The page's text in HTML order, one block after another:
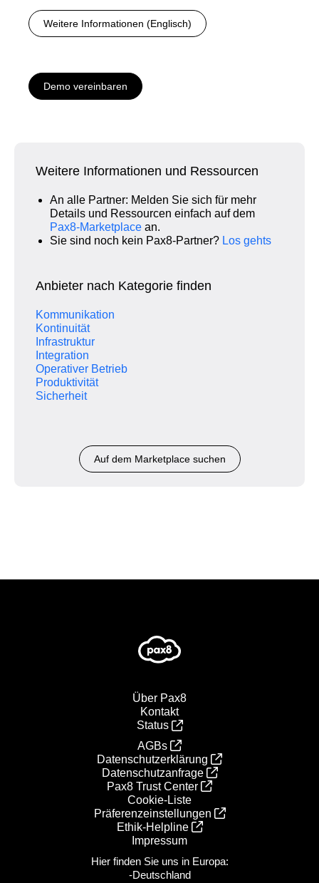
Weitere Informationen (Englisch)
Demo vereinbaren
Weitere Informationen und Ressourcen
An alle Partner: Melden Sie sich für mehr
Details und Ressourcen einfach auf dem
Pax8‑Marketplace an.
Sie sind noch kein Pax8‑Partner? Los gehts
Anbieter nach Kategorie finden
Kommunikation
Kontinuität
Infrastruktur
Integration
Operativer Betrieb
Produktivität
Sicherheit
Auf dem Marketplace suchen
Über Pax8
Kontakt
Status
AGBs
Datenschutzerklärung
Datenschutzanfrage
Pax8 Trust Center
Cookie-Liste
Präferenzeinstellungen
Ethik‑Helpline
Impressum
Hier finden Sie uns in Europa:
-Deutschland